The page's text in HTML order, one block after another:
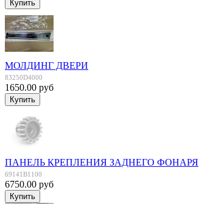
МОЛДИНГ ДВЕРИ
83250D4000
1650.00 руб
ПАНЕЛЬ КРЕПЛЕНИЯ ЗАДНЕГО ФОНАРЯ
69141B1100
6750.00 руб